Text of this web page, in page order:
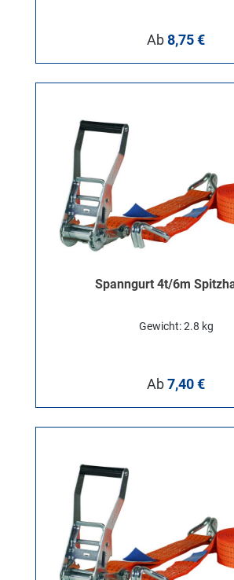
Regulärer
Ab8,75 €
Spanngurt 4t/6m
Gewicht: 2.8 kg
Regulärer
Ab7,40 €